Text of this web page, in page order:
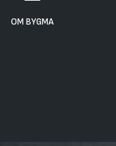
OM BYGMA